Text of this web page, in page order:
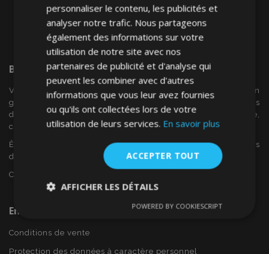
Bienvenue SurVTVAuto
VTV voiture est un détaillant européen et fournisseur en
gros d'accessoires automobiles tels que:. les enjoliveurs, les
déflecteurs de vent, housses de siège, tapis de voiture,
couvertures de chrome et cadres ...
Êtes-vous intéressé par dropshipping ou voulez-vous
devenir notre partenaire?
Contactez-nous dès aujourd'hui!
En Savoir Plus Sur VTVAuto
Conditions de vente
Protection des données à caractère personnel
personnaliser le contenu, les publicités et
analyser notre trafic. Nous partageons
également des informations sur votre
utilisation de notre site avec nos
partenaires de publicité et d'analyse qui
peuvent les combiner avec d'autres
informations que vous leur avez fournies
ou qu'ils ont collectées lors de votre
utilisation de leurs services. En savoir plus
ACCEPTER TOUT
AFFICHER LES DÉTAILS
Performance Ciblage
POWERED BY COOKIESCRIPT